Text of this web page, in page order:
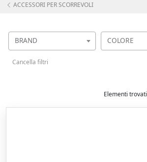
ACCESSORI PER SCORREVOLI
BRAND COLORE
Cancella filtri
Elementi trovati